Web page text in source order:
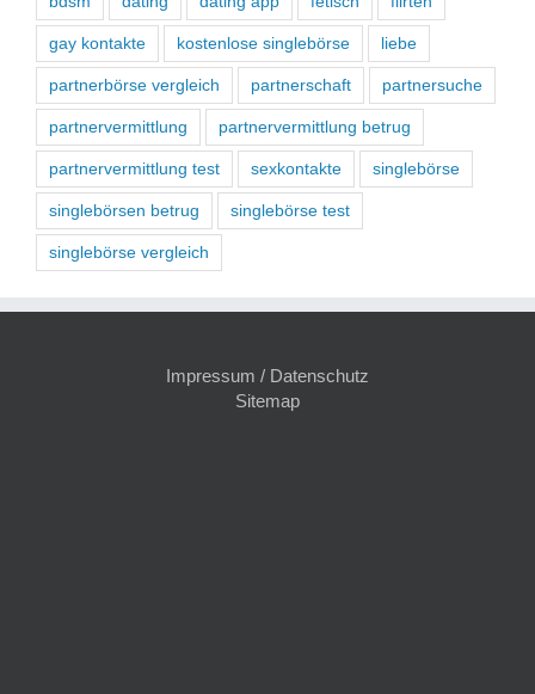
gay kontakte kostenlose singlebörse liebe
partnerbörse vergleich partnerschaft partnersuche
partnervermittlung partnervermittlung betrug
partnervermittlung test sexkontakte singlebörse
singlebörsen betrug singlebörse test
singlebörse vergleich
Impressum / Datenschutz
Sitemap